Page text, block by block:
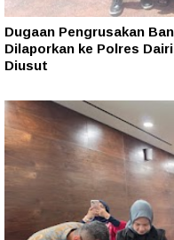
Dugaan Pengrusakan
Dilaporkan ke Polres
Diusut